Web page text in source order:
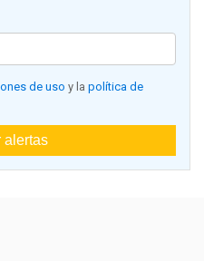
de uso y la política de
alertas